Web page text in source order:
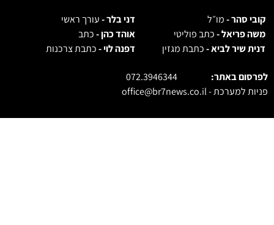
קובי סהר -מו״ל דני בלר -עורך ראשי
משה פריאל -כתב פוליטי אוהד כהן -כתב
דנית שיר לביא -כתבת מגזין דפנה לוי -כתבת צרכנות
לפרסום באתר:
072.3946344
פניות למערכת -office@br7news.co.il